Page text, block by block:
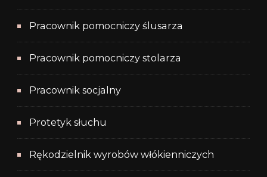
Pracownik pomocniczy ślusarza
Pracownik pomocniczy stolarza
Pracownik socjalny
Protetyk słuchu
Rękodzielnik wyrobów włókienniczych